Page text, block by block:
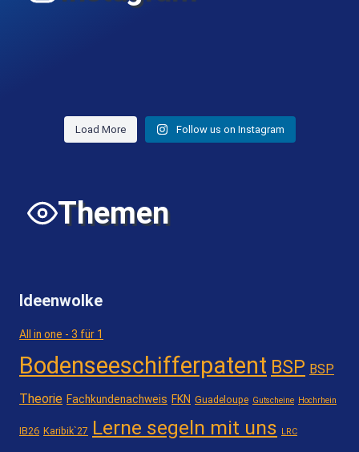
Load More Follow us on Instagram
Themen
Ideenwolke
All in one - 3 für 1
Bodenseeschifferpatent BSP BSP
Theorie Fachkundenachweis FKN Guadeloupe Gutscheine Hochrhein
IB26 Karibik`27 Lerne segeln mit uns LRC